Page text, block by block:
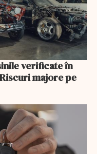
verificate în
majore pe